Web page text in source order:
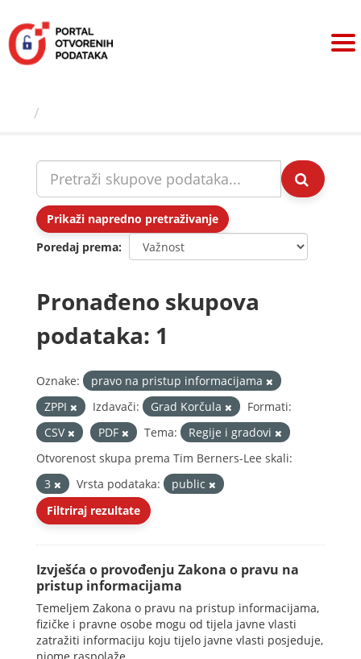
sadržaj
Prikaži napredno pretraživanje
Poredaj prema
Pronađeno skupova
podataka: 1
Oznake:
pravo na pristup informacijama
ZPPI
Izdavači: Grad Korčula
Formati:
CSV
PDF Tema:
Regije i gradovi
Otvorenost skupa prema Tim Berners-Lee skali:
3
Vrsta podataka:
public
Filtriraj rezultate
Izvješća o provođenju Zakona o pravu na
pristup informacijama
Temeljem Zakona o pravu na pristup informacijama,
fizičke i pravne osobe mogu od tijela javne vlasti
zatražiti informaciju koju tijelo javne vlasti posjeduje,